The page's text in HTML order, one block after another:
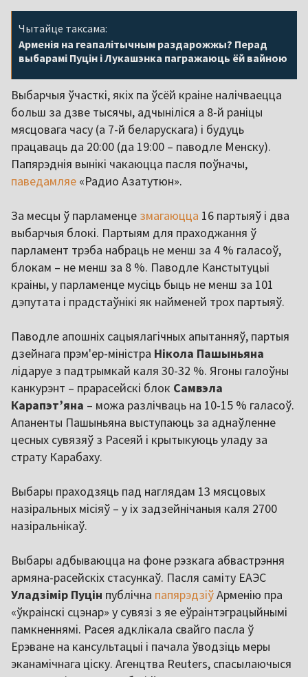
Чытайце таксама:
Арменія на геапалітычным раздарожжы? Перад
выбарамі Пуцін і Лукашэнка пагражаюць ёй вайною
Выбарчыя ўчасткі, якіх па ўсёй краіне налічваецца
больш за дзве тысячы, адчыніліся а 8-й раніцы
мясцовага часу (а 7-й беларускага) і будуць
працаваць да 20:00 (да 19:00 – паводле Менску).
Папярэднія вынікі чакаюцца пасля поўначы,
паведамляе «Радио Азатутюн».
За месцы ў парламенце змагаюцца 16 партыяў і два
выбарчыя блокі. Партыям для праходжання ў
парламент трэба набраць не менш за 4 % галасоў,
блокам – не менш за 8 %. Паводле Канстытуцыі
краіны, у парламенце мусіць быць не менш за 101
дэпутата і прадстаўнікі як найменей трох партыяў.
Паводле апошніх сацыялагічных апытанняў, партыя
дзейнага прэм'ер-міністра Нікола Пашыньяна
лідаруе з падтрымкай каля 30-32 %. Ягоны галоўны
канкурэнт – прарасейскі блок Самвэла
Карапэт’яна – можа разлічваць на 10-15 % галасоў.
Апаненты Пашыньяна выступаюць за аднаўленне
цесных сувязяў з Расеяй і крытыкуюць уладу за
страту Карабаху.
Выбары праходзяць пад наглядам 13 мясцовых
назіральных місіяў – у іх задзейнічаныя каля 2700
назіральнікаў.
Выбары адбываюцца на фоне рэзкага абвастрэння
армяна-расейскіх стасункаў. Пасля саміту ЕАЭС
Уладзімір Пуцін публічна папярэдзіўАрменію пра
«ўкраінскі сцэнар» у сувязі з яе еўраінтэграцыйнымі
памкненнямі. Расея адклікала свайго пасла ў
Ерэване на кансультацыі і пачала ўводзіць меры
эканамічнага ціску. Агенцтва Reuters, спасылаючыся